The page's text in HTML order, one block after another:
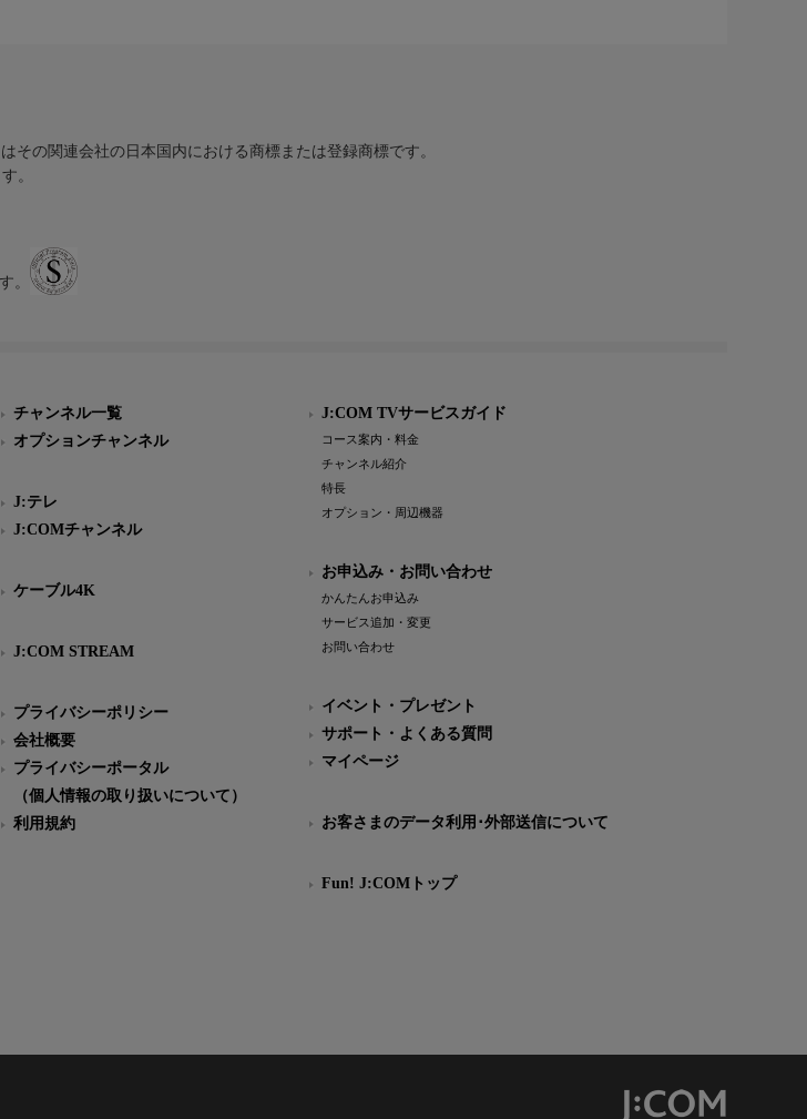
その関連会社の日本国内における商標または登録商標です。
。
。
チャンネル一覧
オプションチャンネル
J:テレ
J:COMチャンネル
ケーブル4K
J:COM STREAM
プライバシーポリシー
会社概要
プライバシーポータル
（個人情報の取り扱いについて）
利用規約
J:COM TVサービスガイド
コース案内・料金
チャンネル紹介
特長
オプション・周辺機器
お申込み・お問い合わせ
かんたんお申込み
サービス追加・変更
お問い合わせ
イベント・プレゼント
サポート・よくある質問
マイページ
お客さまのデータ利用･外部送信について
Fun! J:COMトップ